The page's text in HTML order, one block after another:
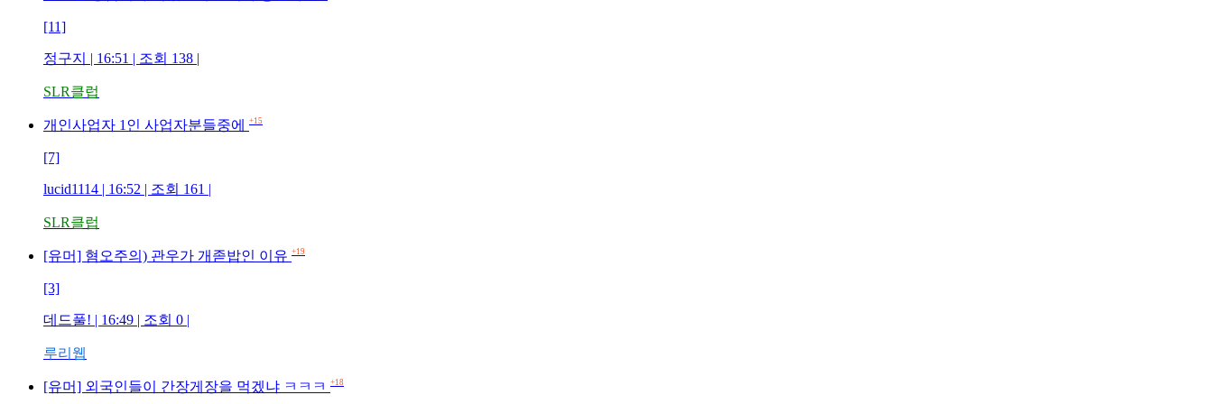
[11]
정구지 | 16:51 | 조회 138 |
SLR클럽
개인사업자 1인 사업자분들중에 +15
[7]
lucid1114 | 16:52 | 조회 161 |
SLR클럽
[유머] 혐오주의) 관우가 개졷밥인 이유 +19
[3]
데드풀! | 16:49 | 조회 0 |
루리웹
[유머] 외국인들이 간장게장을 먹겠냐 ㅋㅋㅋ +18